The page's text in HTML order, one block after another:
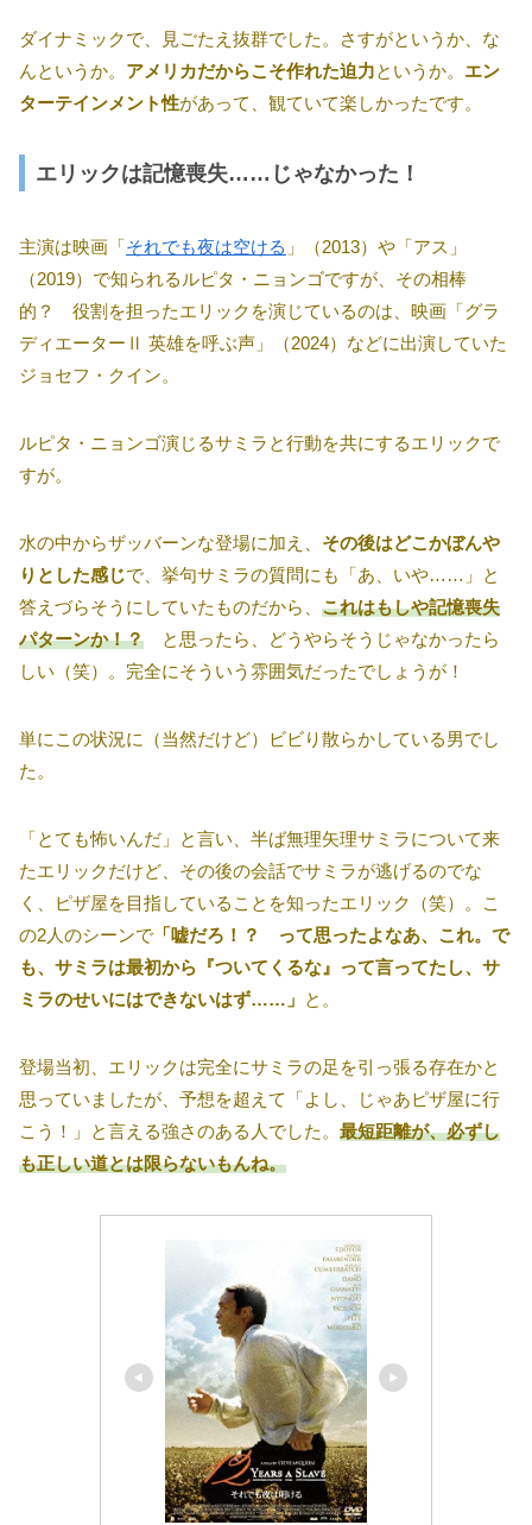
ダイナミックで、見ごたえ抜群でした。さすがというか、な
んというか。 アメリカだからこそ作れた迫力というか。 エン
ターテインメント性があって、観ていて楽しかったです。
エリックは記憶喪失……じゃなかった！
主演は映画「それでも夜は空ける 」（2013）や「アス」
（2019）で知られるルピタ・ニョンゴですが、その相棒
的？ 役割を担ったエリックを演じているのは、映画「グラ
ディエーターⅡ 英雄を呼ぶ声」（2024）などに出演していた
ジョセフ・クイン。
ルピタ・ニョンゴ演じるサミラと行動を共にするエリックで
すが。
水の中からザッバーンな登場に加え、 その後はどこかぼんや
りとした感じで、挙句サミラの質問にも「あ、いや……」と
答えづらそうにしていたものだから、 これはもしや記憶喪失
パターンか！？ と思ったら、どうやらそうじゃなかったら
しい（笑）。完全にそういう雰囲気だったでしょうが！
単にこの状況に（当然だけど）ビビり散らかしている男でし
た。
「とても怖いんだ」と言い、半ば無理矢理サミラについて来
たエリックだけど、その後の会話でサミラが逃げるのでな
く、ピザ屋を目指していることを知ったエリック（笑）。こ
の2人のシーンで 「嘘だろ！？ って思ったよなあ、これ。で
も、サミラは最初から『ついてくるな』って言ってたし、サ
ミラのせいにはできないはず……」 と。
登場当初、エリックは完全にサミラの足を引っ張る存在かと
思っていましたが、予想を超えて「よし、じゃあピザ屋に行
こう！」と言える強さのある人でした。 最短距離が、必ずし
も正しい道とは限らないもんね。